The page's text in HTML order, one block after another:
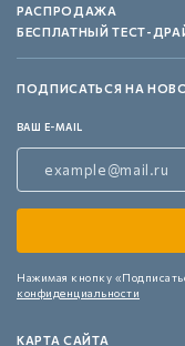
РАСПРОДАЖА
БЕСПЛАТНЫЙ ТЕСТ-
ПОДПИСАТЬСЯ НА
ВАШ E-MAIL
Нажимая кнопку
конфиденциальности
КАРТА САЙТА